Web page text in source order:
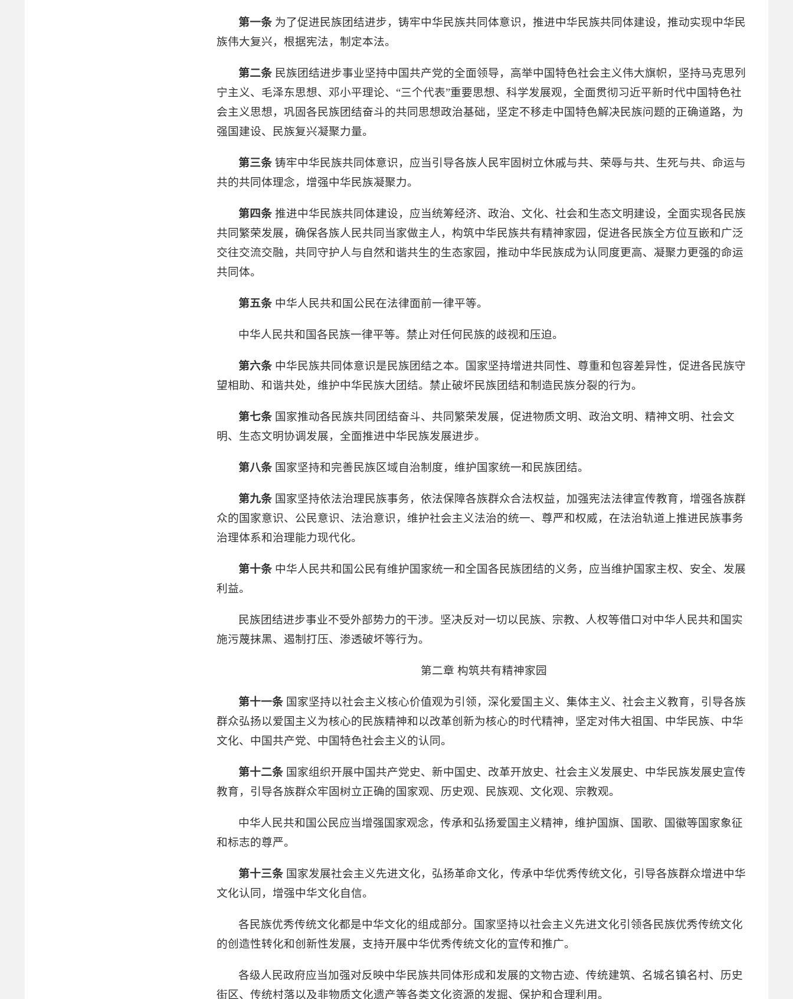
第一条 为了促进民族团结进步，铸牢中华民族共同体意识，推进中华民族共同体建设，推动实现中华民
族伟大复兴，根据宪法，制定本法。
第二条 民族团结进步事业坚持中国共产党的全面领导，高举中国特色社会主义伟大旗帜，坚持马克思列
宁主义、毛泽东思想、邓小平理论、“三个代表”重要思想、科学发展观，全面贯彻习近平新时代中国特色社
会主义思想，巩固各民族团结奋斗的共同思想政治基础，坚定不移走中国特色解决民族问题的正确道路，为
强国建设、民族复兴凝聚力量。
第三条 铸牢中华民族共同体意识，应当引导各族人民牢固树立休戚与共、荣辱与共、生死与共、命运与
共的共同体理念，增强中华民族凝聚力。
第四条 推进中华民族共同体建设，应当统筹经济、政治、文化、社会和生态文明建设，全面实现各民族
共同繁荣发展，确保各族人民共同当家做主人，构筑中华民族共有精神家园，促进各民族全方位互嵌和广泛
交往交流交融，共同守护人与自然和谐共生的生态家园，推动中华民族成为认同度更高、凝聚力更强的命运
共同体。
第五条 中华人民共和国公民在法律面前一律平等。
中华人民共和国各民族一律平等。禁止对任何民族的歧视和压迫。
第六条 中华民族共同体意识是民族团结之本。国家坚持增进共同性、尊重和包容差异性，促进各民族守
望相助、和谐共处，维护中华民族大团结。禁止破坏民族团结和制造民族分裂的行为。
第七条 国家推动各民族共同团结奋斗、共同繁荣发展，促进物质文明、政治文明、精神文明、社会文
明、生态文明协调发展，全面推进中华民族发展进步。
第八条 国家坚持和完善民族区域自治制度，维护国家统一和民族团结。
第九条 国家坚持依法治理民族事务，依法保障各族群众合法权益，加强宪法法律宣传教育，增强各族群
众的国家意识、公民意识、法治意识，维护社会主义法治的统一、尊严和权威，在法治轨道上推进民族事务
治理体系和治理能力现代化。
第十条 中华人民共和国公民有维护国家统一和全国各民族团结的义务，应当维护国家主权、安全、发展
利益。
民族团结进步事业不受外部势力的干涉。坚决反对一切以民族、宗教、人权等借口对中华人民共和国实
施污蔑抹黑、遏制打压、渗透破坏等行为。
第二章 构筑共有精神家园
第十一条 国家坚持以社会主义核心价值观为引领，深化爱国主义、集体主义、社会主义教育，引导各族
群众弘扬以爱国主义为核心的民族精神和以改革创新为核心的时代精神，坚定对伟大祖国、中华民族、中华
文化、中国共产党、中国特色社会主义的认同。
第十二条 国家组织开展中国共产党史、新中国史、改革开放史、社会主义发展史、中华民族发展史宣传
教育，引导各族群众牢固树立正确的国家观、历史观、民族观、文化观、宗教观。
中华人民共和国公民应当增强国家观念，传承和弘扬爱国主义精神，维护国旗、国歌、国徽等国家象征
和标志的尊严。
第十三条 国家发展社会主义先进文化，弘扬革命文化，传承中华优秀传统文化，引导各族群众增进中华
文化认同，增强中华文化自信。
各民族优秀传统文化都是中华文化的组成部分。国家坚持以社会主义先进文化引领各民族优秀传统文化
的创造性转化和创新性发展，支持开展中华优秀传统文化的宣传和推广。
各级人民政府应当加强对反映中华民族共同体形成和发展的文物古迹、传统建筑、名城名镇名村、历史
街区、传统村落以及非物质文化遗产等各类文化资源的发掘、保护和合理利用。